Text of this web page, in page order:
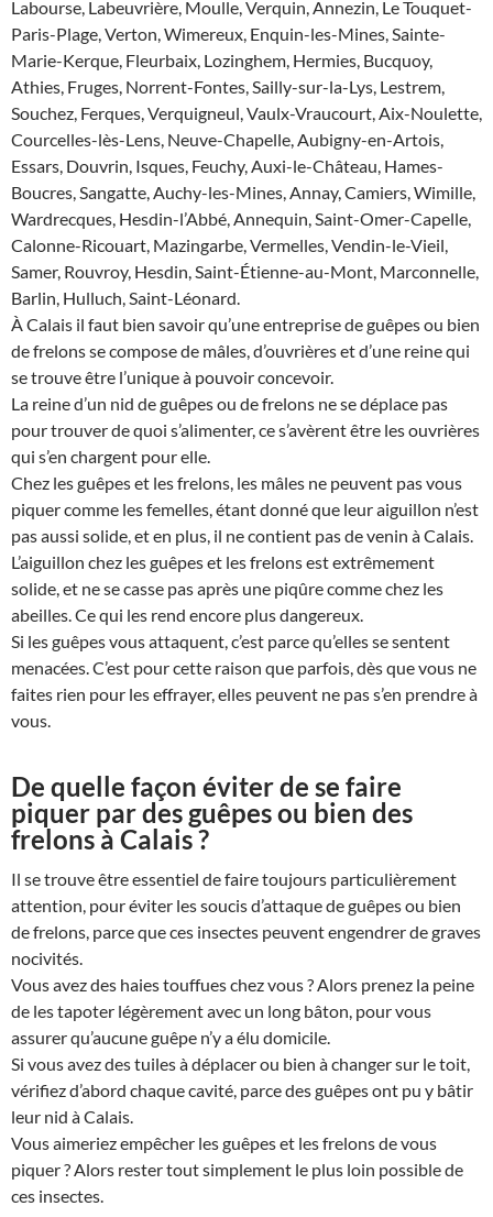
Labourse, Labeuvrière, Moulle, Verquin, Annezin, Le Touquet-
Paris-Plage, Verton, Wimereux, Enquin-les-Mines, Sainte-
Marie-Kerque, Fleurbaix, Lozinghem, Hermies, Bucquoy,
Athies, Fruges, Norrent-Fontes, Sailly-sur-la-Lys, Lestrem,
Souchez, Ferques, Verquigneul, Vaulx-Vraucourt, Aix-Noulette,
Courcelles-lès-Lens, Neuve-Chapelle, Aubigny-en-Artois,
Essars, Douvrin, Isques, Feuchy, Auxi-le-Château, Hames-
Boucres, Sangatte, Auchy-les-Mines, Annay, Camiers, Wimille,
Wardrecques, Hesdin-l’Abbé, Annequin, Saint-Omer-Capelle,
Calonne-Ricouart, Mazingarbe, Vermelles, Vendin-le-Vieil,
Samer, Rouvroy, Hesdin, Saint-Étienne-au-Mont, Marconnelle,
Barlin, Hulluch, Saint-Léonard.
À Calais il faut bien savoir qu’une entreprise de guêpes ou bien
de frelons se compose de mâles, d’ouvrières et d’une reine qui
se trouve être l’unique à pouvoir concevoir.
La reine d’un nid de guêpes ou de frelons ne se déplace pas
pour trouver de quoi s’alimenter, ce s’avèrent être les ouvrières
qui s’en chargent pour elle.
Chez les guêpes et les frelons, les mâles ne peuvent pas vous
piquer comme les femelles, étant donné que leur aiguillon n’est
pas aussi solide, et en plus, il ne contient pas de venin à Calais.
L’aiguillon chez les guêpes et les frelons est extrêmement
solide, et ne se casse pas après une piqûre comme chez les
abeilles. Ce qui les rend encore plus dangereux.
Si les guêpes vous attaquent, c’est parce qu’elles se sentent
menacées. C’est pour cette raison que parfois, dès que vous ne
faites rien pour les effrayer, elles peuvent ne pas s’en prendre à
vous.
De quelle façon éviter de se faire
piquer par des guêpes ou bien des
frelons à Calais ?
Il se trouve être essentiel de faire toujours particulièrement
attention, pour éviter les soucis d’attaque de guêpes ou bien
de frelons, parce que ces insectes peuvent engendrer de graves
nocivités.
Vous avez des haies touffues chez vous ? Alors prenez la peine
de les tapoter légèrement avec un long bâton, pour vous
assurer qu’aucune guêpe n’y a élu domicile.
Si vous avez des tuiles à déplacer ou bien à changer sur le toit,
vérifiez d’abord chaque cavité, parce des guêpes ont pu y bâtir
leur nid à Calais.
Vous aimeriez empêcher les guêpes et les frelons de vous
piquer ? Alors rester tout simplement le plus loin possible de
ces insectes.